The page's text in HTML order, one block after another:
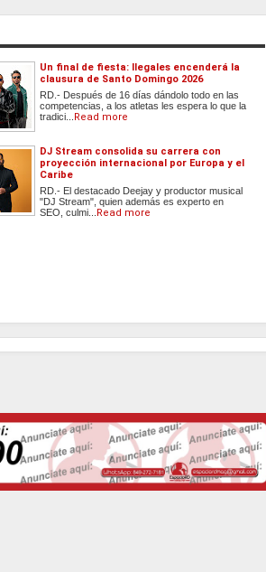
Un final de fiesta: Ilegales encenderá la
clausura de Santo Domingo 2026
RD.- Después de 16 días dándolo todo en las
competencias, a los atletas les espera lo que la
tradici... Read more
DJ Stream consolida su carrera con
proyección internacional por Europa y el
Caribe
RD.- El destacado Deejay y productor musical
"DJ Stream", quien además es experto en
SEO, culmi... Read more